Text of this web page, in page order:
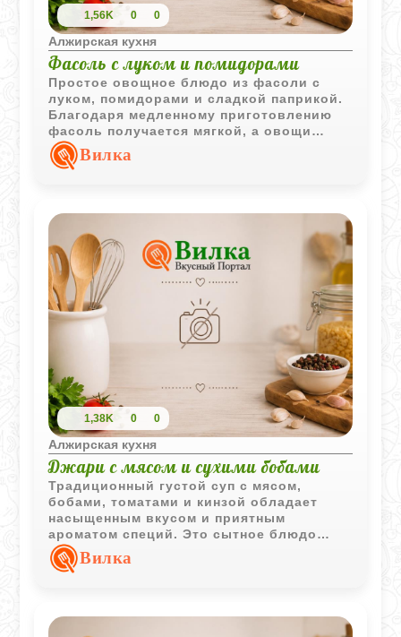
1,56K 0 0
Алжирская кухня
Фасоль с луком и помидорами
Простое овощное блюдо из фасоли с
луком, помидорами и сладкой паприкой.
Благодаря медленному приготовлению
фасоль получается мягкой, а овощи
создают насыщенный и ароматный соус.
Вилка
1,38K 0 0
Алжирская кухня
Джари с мясом и сухими бобами
Традиционный густой суп с мясом,
бобами, томатами и кинзой обладает
насыщенным вкусом и приятным
ароматом специй. Это сытное блюдо
хорошо подходит для обеда и надолго
сохраняет чувство сытости.
Вилка